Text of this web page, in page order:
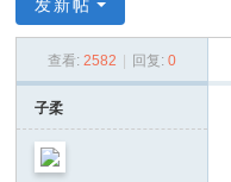
净
心
发新帖
查看: 2582 回复: 0
子柔